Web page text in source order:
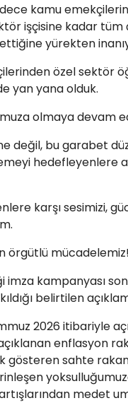
kamu
işçisine kadar tüm
yürekten
özel sektör
yan yana olduk.
olmaya devam
değil, bu garabet
hedefleyenlere
karşı sesimizi,
örgütlü mücadelemiz!
imza kampanyası
belirtilen
2026 itibariyle
enflasyon
gösteren sahte
medet